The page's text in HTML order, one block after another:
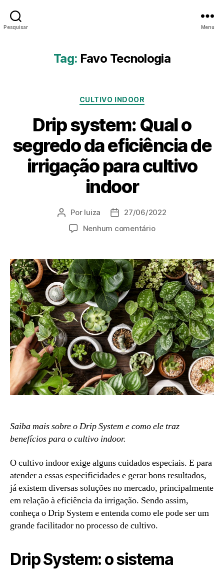
Pesquisar Menu
Tag: Favo Tecnologia
CULTIVO INDOOR
Drip system: Qual o
segredo da eficiência de
irrigação para cultivo
indoor
Por luiza
27/06/2022
Nenhum comentário
Saiba mais sobre o Drip System e como ele traz
benefícios para o cultivo indoor.
O cultivo indoor exige alguns cuidados especiais. E para
atender a essas especificidades e gerar bons resultados,
já existem diversas soluções no mercado, principalmente
em relação à eficiência da irrigação. Sendo assim,
conheça o Drip System e entenda como ele pode ser um
grande facilitador no processo de cultivo.
Drip System: o sistema